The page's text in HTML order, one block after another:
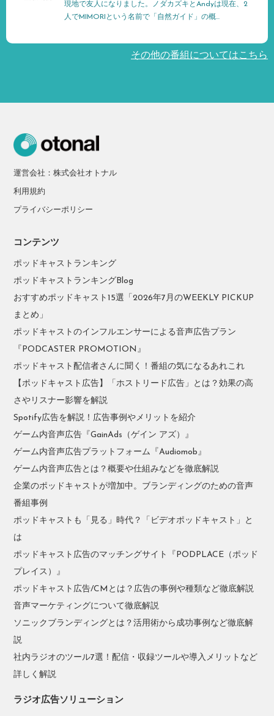
現地で友人になりました。ノダカズキとAndyは現在、2
人でMIMORIという名前で「自然ガイド」の概...
その他の番組についてはこちら
運営会社：株式会社オトナル
利用規約
プライバシーポリシー
コンテンツ
ポッドキャストランキング
ポッドキャストランキングBlog
おすすめポッドキャスト15選「2026年7月のWEEKLY PICKUP
まとめ」
ポッドキャストのインフルエンサーによる音声広告プラン
『PODCASTER PROMOTION』
ポッドキャスト配信者さんに聞く！番組の気になるあれこれ
【ポッドキャスト広告】「ホストリード広告」とは？効果の高
さやリスナー影響を解説
Spotify広告を解説！広告事例やメリットを紹介
ゲーム内音声広告『GainAds（ゲイン アズ）』
ゲーム内音声広告プラットフォーム『Audiomob』
ゲーム内音声広告とは？概要や仕組みなどを徹底解説
企業のポッドキャストが増加中。ブランディングのための音声
番組事例
ポッドキャストも「見る」時代？「ビデオポッドキャスト」と
は
ポッドキャスト広告のマッチングサイト『PODPLACE（ポッド
プレイス）』
ポッドキャスト広告/CMとは？広告の事例や種類など徹底解説
音声マーケティングについて徹底解説
ソニックブランディングとは？活用術から成功事例など徹底解
説
社内ラジオのツール7選！配信・収録ツールや導入メリットなど
詳しく解説
ラジオ広告ソリューション